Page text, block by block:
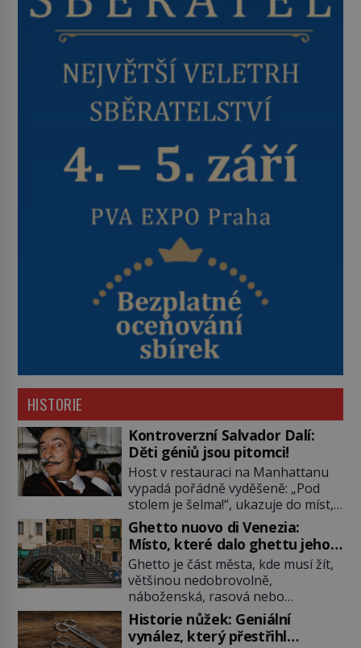
HISTORIE
Kontroverzní Salvador Dalí:
Děti géniů jsou pitomci!
Host v restauraci na Manhattanu
vypadá pořádně vyděšeně: „Pod
stolem je šelma!“, ukazuje do míst,
kde má nedaleko sedící Salvador
Dalí nohy. „Není důvod k obavám,
to je obyčejná kočka přemalovaná
v op art designu,“ uklidňuje ho
malíř. Zabere to. Tato „kočka“ je
jeho miláčkem, jmenuje se Babou a
ve skutečnosti je to ocelot. Babou
[…]
Ghetto nuovo di Venezia:
Místo, které dalo ghettu jeho
jméno
Ghetto je část města, kde musí žít,
většinou nedobrovolně,
náboženská, rasová nebo
národnostní menšina obyvatel.
Bohaté historické zkušenosti mají
Historie nůžek: Geniální
vynález, který přestřihl